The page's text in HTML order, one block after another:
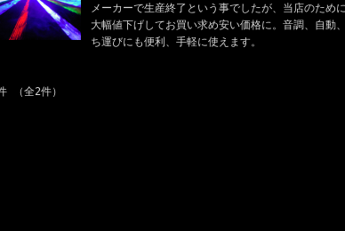
メーカーで生産終了という事でしたが、当店のため
大幅値下げしてお買い求め安い価格に。音調、自動
ち運びにも便利、手軽に使えます。
（全2件）